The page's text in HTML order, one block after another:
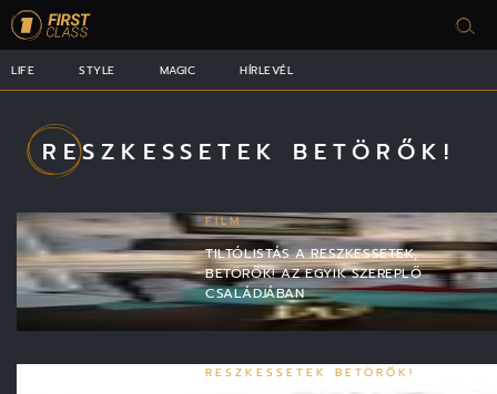
LIFE STYLE MAGIC HÍRLEVÉL
RESZKESSETEK BETÖRŐK!
FILM
TILTÓLISTÁS A RESZKESSETEK,
BETÖRŐK! AZ EGYIK SZEREPLŐ
CSALÁDJÁBAN
RESZKESSETEK BETÖRŐK!